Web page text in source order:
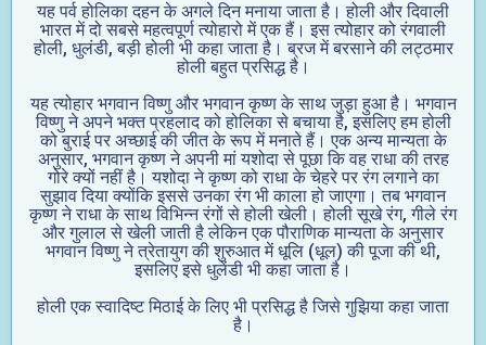
यह पर्व होलिका दहन के अगले दिन मनाया जाता है। होली और दिवाली
भारत में दो सबसे महत्वपूर्ण त्योहारो में एक हैं। इस त्योहार को रंगवाली
होली, धुलंडी, बड़ी होली भी कहा जाता है। ब्रज में बरसाने की लट्ठमार
होली बहुत प्रसिद्ध है।
यह त्योहार भगवान विष्णु और भगवान कृष्ण के साथ जुड़ा हुआ है। भगवान
विष्णु ने अपने भक्त प्रहलाद को होलिका से बचाया है, इसलिए हम होली
को बुराई पर अच्छाई की जीत के रूप में मनाते हैं। एक अन्य मान्यता के
अनुसार, भगवान कृष्ण ने अपनी मां यशोदा से पूछा कि वह राधा की तरह
गोरे क्यों नहीं है। यशोदा ने कृष्ण को राधा के चेहरे पर रंग लगाने का
सुझाव दिया क्योंकि इससे उनका रंग भी काला हो जाएगा। तब भगवान
कृष्ण ने राधा के साथ विभिन्न रंगों से होली खेली। होली सूखे रंग, गीले रंग
और गुलाल से खेली जाती है लेकिन एक पौराणिक मान्यता के अनुसार
भगवान विष्णु ने त्रेतायुग की शुरुआत में धूलि (धूल) की पूजा की थी,
इसलिए इसे धुलेंडी भी कहा जाता है।
होली एक स्वादिष्ट मिठाई के लिए भी प्रसिद्ध है जिसे गुझिया कहा जाता
है।